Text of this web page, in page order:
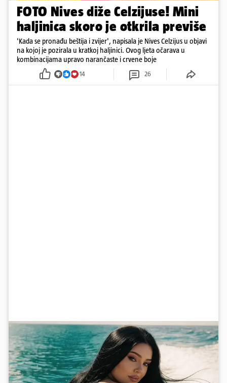
FOTO Nives diže Celzijuse! Mini
haljinica skoro je otkrila previše
'Kada se pronađu beštija i zvijer', napisala je Nives Celzijus u objavi
na kojoj je pozirala u kratkoj haljinici. Ovog ljeta očarava u
kombinacijama upravo narančaste i crvene boje
14 26